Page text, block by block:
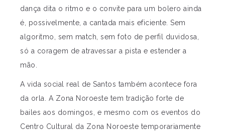
dança dita o ritmo e o convite para um bolero ainda
é, possivelmente, a cantada mais eficiente. Sem
algoritmo, sem match, sem foto de perfil duvidosa,
só a coragem de atravessar a pista e estender a
mão.
A vida social real de Santos também acontece fora
da orla. A Zona Noroeste tem tradição forte de
bailes aos domingos, e mesmo com os eventos do
Centro Cultural da Zona Noroeste temporariamente